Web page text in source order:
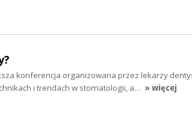
konferencja organizowana przez lekarzy
i trendach w stomatologii, a… » więcej